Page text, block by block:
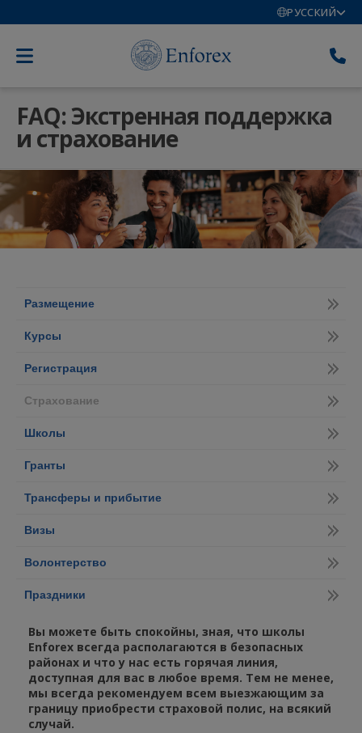
РУССКИЙ
FAQ: Экстренная поддержка
и страхование
Размещение
Курсы
Регистрация
Страхование
Школы
Гранты
Трансферы и прибытие
Визы
Волонтерство
Праздники
Вы можете быть спокойны, зная, что школы
Enforex всегда располагаются в безопасных
районах и что у нас есть горячая линия,
доступная для вас в любое время. Тем не менее,
мы всегда рекомендуем всем выезжающим за
границу приобрести страховой полис, на всякий
случай.